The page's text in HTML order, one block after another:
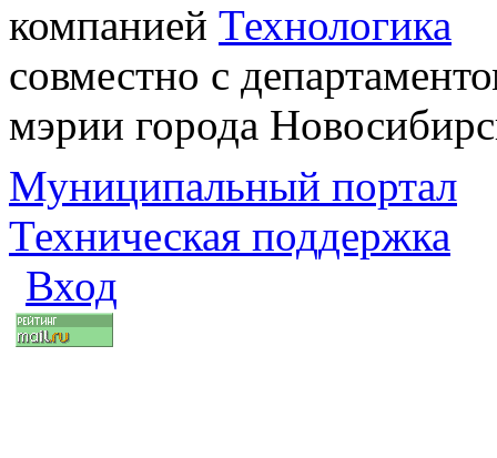
компанией Технологика
совместно с
мэрии города
Муниципальный портал
Техническая поддержка
Вход